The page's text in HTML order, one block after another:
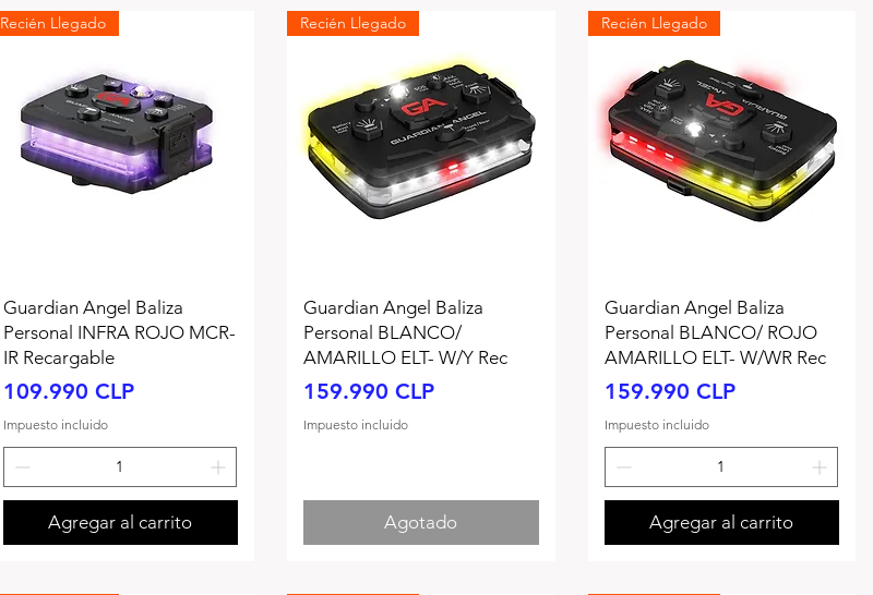
Recién Llegado
Guardian Angel Baliza
Personal INFRA ROJO MCR-
IR Recargable
Precio
109.990 CLP
Impuesto incluido
Agregar al carrito
Recién Llegado
Guardian Angel Baliza
Personal BLANCO/
AMARILLO ELT- W/Y Rec
Precio
159.990 CLP
Impuesto incluido
Agotado
Recién Llegado
Guardian Angel Baliza
Personal BLANCO/ ROJO
AMARILLO ELT- W/WR Rec
Precio
159.990 CLP
Impuesto incluido
Agregar al carrito